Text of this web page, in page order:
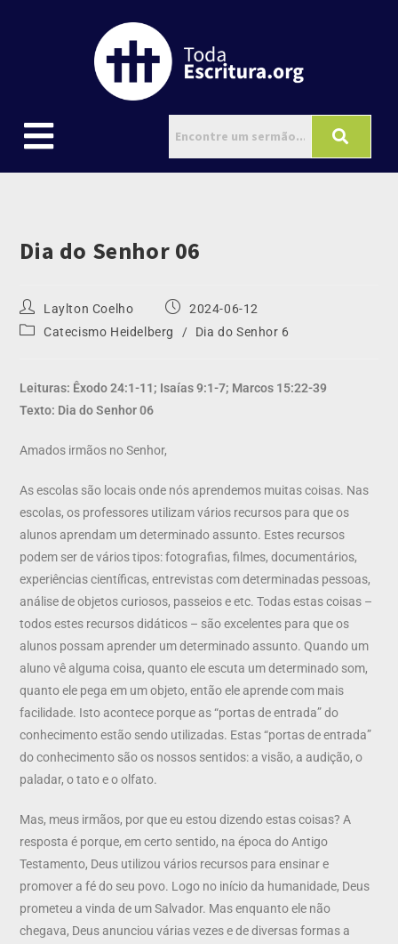
Dia do Senhor 06
Laylton Coelho
2024-06-12
Catecismo Heidelberg
/ Dia do Senhor 6
Leituras: Êxodo 24:1-11; Isaías 9:1-7; Marcos 15:22-39
Texto: Dia do Senhor 06
Amados irmãos no Senhor,
As escolas são locais onde nós aprendemos muitas coisas. Nas
escolas, os professores utilizam vários recursos para que os
alunos aprendam um determinado assunto. Estes recursos
podem ser de vários tipos: fotografias, filmes, documentários,
experiências científicas, entrevistas com determinadas pessoas,
análise de objetos curiosos, passeios e etc. Todas estas coisas –
todos estes recursos didáticos – são excelentes para que os
alunos possam aprender um determinado assunto. Quando um
aluno vê alguma coisa, quanto ele escuta um determinado som,
quanto ele pega em um objeto, então ele aprende com mais
facilidade. Isto acontece porque as “portas de entrada” do
conhecimento estão sendo utilizadas. Estas “portas de entrada”
do conhecimento são os nossos sentidos: a visão, a audição, o
paladar, o tato e o olfato.
Mas, meus irmãos, por que eu estou dizendo estas coisas? A
resposta é porque, em certo sentido, na época do Antigo
Testamento, Deus utilizou vários recursos para ensinar e
promover a fé do seu povo. Logo no início da humanidade, Deus
prometeu a vinda de um Salvador. Mas enquanto ele não
chegava, Deus anunciou várias vezes e de diversas formas a